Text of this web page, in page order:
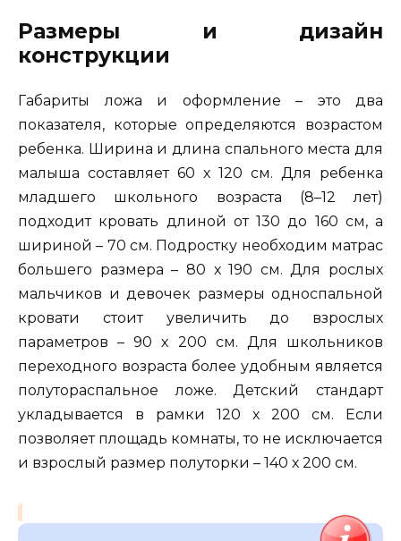
Размеры и дизайн
конструкции
Габариты ложа и оформление – это два
показателя, которые определяются возрастом
ребенка. Ширина и длина спального места для
малыша составляет 60 х 120 см. Для ребенка
младшего школьного возраста (8–12 лет)
подходит кровать длиной от 130 до 160 см, а
шириной – 70 см. Подростку необходим матрас
большего размера – 80 х 190 см. Для рослых
мальчиков и девочек размеры односпальной
кровати стоит увеличить до взрослых
параметров – 90 х 200 см. Для школьников
переходного возраста более удобным является
полутораспальное ложе. Детский стандарт
укладывается в рамки 120 х 200 см. Если
позволяет площадь комнаты, то не исключается
и взрослый размер полуторки – 140 х 200 см.